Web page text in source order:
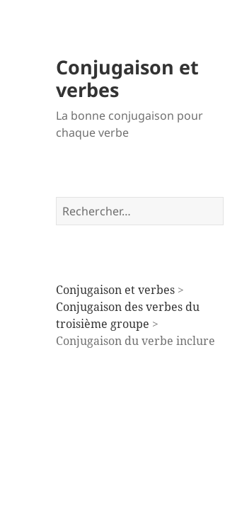
Conjugaison et
verbes
La bonne conjugaison pour
chaque verbe
Rechercher :
Conjugaison et verbes >
Conjugaison des verbes du
troisième groupe >
Conjugaison du verbe inclure